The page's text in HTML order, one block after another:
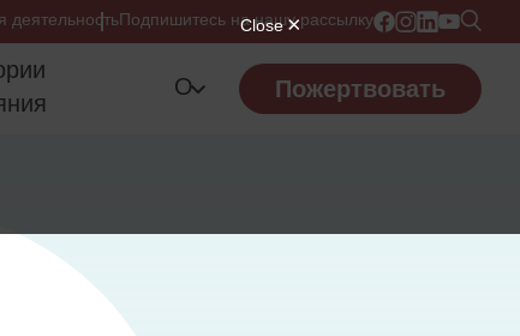
деятельностьПодпишитесь на нашу рассылку
О Пожертвовать